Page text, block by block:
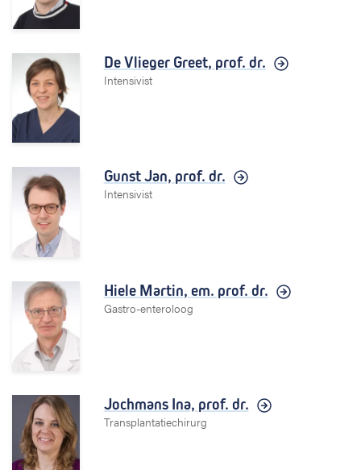
De Vlieger Greet, prof. dr.
Intensivist
Gunst Jan, prof. dr.
Intensivist
Hiele Martin, em. prof. dr.
Gastro-enteroloog
Jochmans Ina, prof. dr.
Transplantatiechirurg